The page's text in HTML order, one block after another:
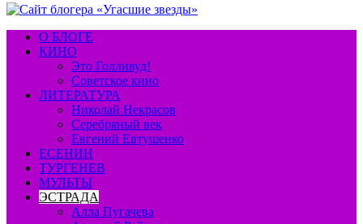
О БЛОГЕ
КИНО
Это Голливуд!
Советское кино
ЛИТЕРАТУРА
Николай Некрасов
Серебряный век
Евгений Евтушенко
ЕСЕНИН
ТУРГЕНЕВ
МУЛЬТЫ
ЭСТРАДА
Алла Пугачева